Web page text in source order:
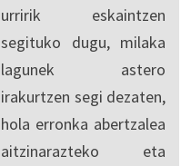
urririk eskaintzen
segituko dugu, milaka
lagunek astero
irakurtzen segi dezaten,
hola erronka abertzalea
aitzinarazteko eta